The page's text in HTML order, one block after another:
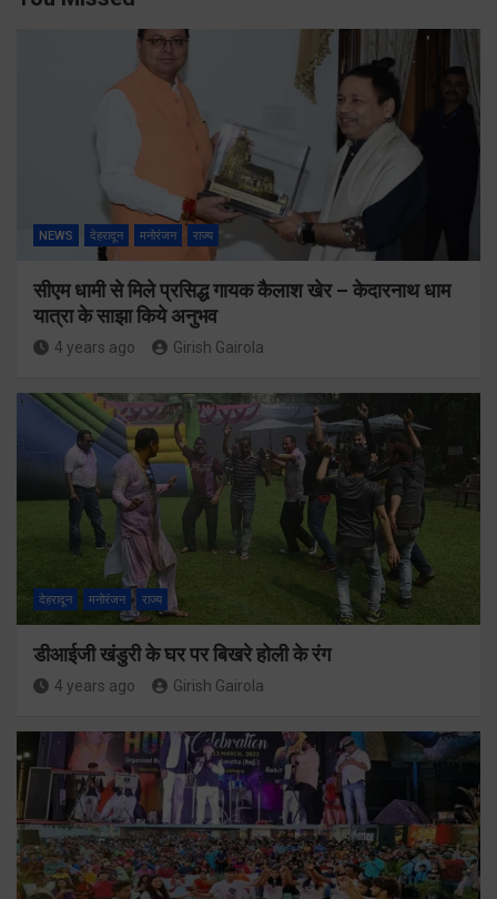
NEWS देहरादून मनोरंजन राज्य
सीएम धामी से मिले प्रसिद्ध गायक कैलाश खेर – केदारनाथ धाम
यात्रा के साझा किये अनुभव
4 years ago Girish Gairola
देहरादून मनोरंजन राज्य
डीआईजी खंडुरी के घर पर बिखरे होली के रंग
4 years ago Girish Gairola